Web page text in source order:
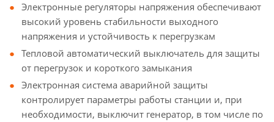
Электронные регуляторы напряжения обеспечивают
высокий уровень стабильности выходного
напряжения и устойчивость к перегрузкам
Тепловой автоматический выключатель для защиты
от перегрузок и короткого замыкания
Электронная система аварийной защиты
контролирует параметры работы станции и, при
необходимости, выключит генератор, в том числе по